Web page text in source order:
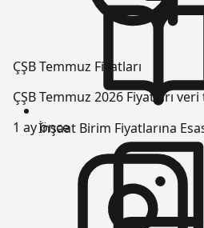
ÇŞB Temmuz Fiyatları
ÇŞB Temmuz 2026 Fiyatları
1 ay önce
İnşaat Birim Fiyatlarına